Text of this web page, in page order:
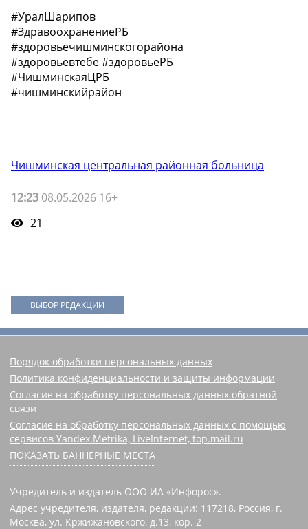
#УралШарипов
#ЗдравоохранениеРБ
#здоровьечишминскогорайона
#здоровьевтебе #здоровьеРБ
#ЧишминскаяЦРБ
#чишминскийрайон
Чишминская центральная районная больница
12:23 08.05.2026 16+
21
ВЫБОР РЕДАКЦИИ
Порядок обработки персональных данных
Политика конфиденциальности и защиты информации
Согласие на обработку персональных данных обратной
связи
Согласие на обработку персональных данных с помощью
сервисов Yandex.Metrika, LiveInternet, top.mail.ru
ПОКАЗАТЬ БАННЕРНЫЕ МЕСТА
Учредитель и издатель ООО ИА «Инфорос».
Адрес учредителя, издателя, редакции: 117218, Россия, г.
Москва, ул. Кржижановского, д.13, кор. 2